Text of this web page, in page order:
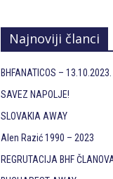
Najnoviji članci
BHFANATICOS –
SAVEZ NAPOLJE!
SLOVAKIA AWAY
Alen Razić 1990 – 2023
REGRUTACIJA BHF